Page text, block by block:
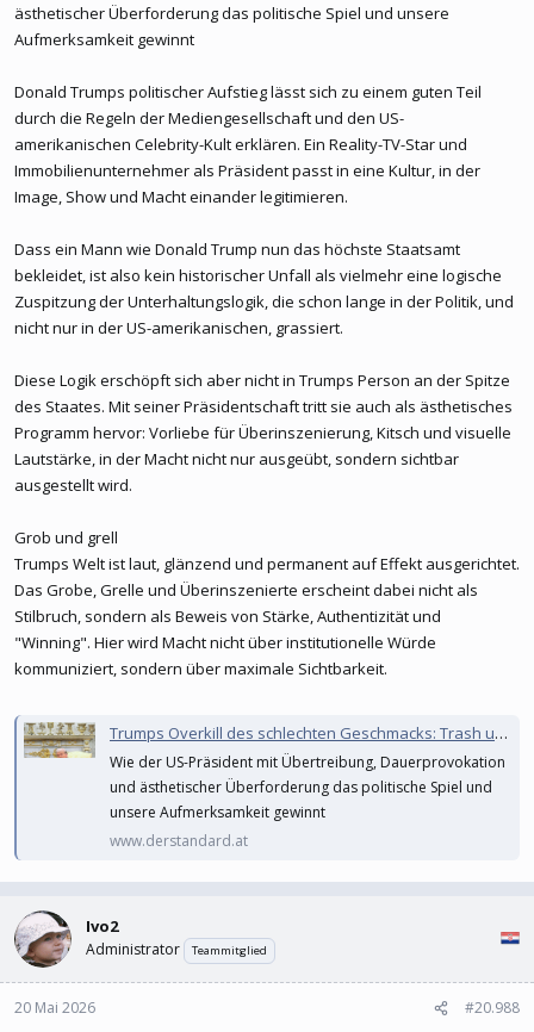
ästhetischer Überforderung das politische Spiel und unsere
Aufmerksamkeit gewinnt
Donald Trumps politischer Aufstieg lässt sich zu einem guten Teil
durch die Regeln der Mediengesellschaft und den US-
amerikanischen Celebrity-Kult erklären. Ein Reality-TV-Star und
Immobilienunternehmer als Präsident passt in eine Kultur, in der
Image, Show und Macht einander legitimieren.
Dass ein Mann wie Donald Trump nun das höchste Staatsamt
bekleidet, ist also kein historischer Unfall als vielmehr eine logische
Zuspitzung der Unterhaltungslogik, die schon lange in der Politik, und
nicht nur in der US-amerikanischen, grassiert.
Diese Logik erschöpft sich aber nicht in Trumps Person an der Spitze
des Staates. Mit seiner Präsidentschaft tritt sie auch als ästhetisches
Programm hervor: Vorliebe für Überinszenierung, Kitsch und visuelle
Lautstärke, in der Macht nicht nur ausgeübt, sondern sichtbar
ausgestellt wird.
Grob und grell
Trumps Welt ist laut, glänzend und permanent auf Effekt ausgerichtet.
Das Grobe, Grelle und Überinszenierte erscheint dabei nicht als
Stilbruch, sondern als Beweis von Stärke, Authentizität und
"Winning". Hier wird Macht nicht über institutionelle Würde
kommuniziert, sondern über maximale Sichtbarkeit.
Trumps Overkill des schlechten Geschmacks: Trash und Kitsch als Machtinstrumente
Wie der US-Präsident mit Übertreibung, Dauerprovokation
und ästhetischer Überforderung das politische Spiel und
unsere Aufmerksamkeit gewinnt
www.derstandard.at
Ivo2
Administrator Teammitglied
20 Mai 2026 #20.988